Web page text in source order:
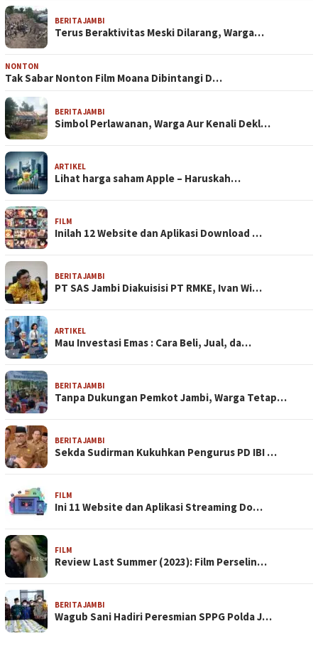
BERITA JAMBI
Terus Beraktivitas Meski Dilarang, Warga…
NONTON
Tak Sabar Nonton Film Moana Dibintangi D…
BERITA JAMBI
Simbol Perlawanan, Warga Aur Kenali Dekl…
ARTIKEL
Lihat harga saham Apple – Haruskah…
FILM
Inilah 12 Website dan Aplikasi Download …
BERITA JAMBI
PT SAS Jambi Diakuisisi PT RMKE, Ivan Wi…
ARTIKEL
Mau Investasi Emas : Cara Beli, Jual, da…
BERITA JAMBI
Tanpa Dukungan Pemkot Jambi, Warga Tetap…
BERITA JAMBI
Sekda Sudirman Kukuhkan Pengurus PD IBI …
FILM
Ini 11 Website dan Aplikasi Streaming Do…
FILM
Review Last Summer (2023): Film Perselin…
BERITA JAMBI
Wagub Sani Hadiri Peresmian SPPG Polda J…